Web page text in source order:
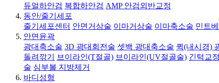
듀얼하안검 복합하안검 AMP 안검외반교정
동안/줄기세포
줄기세포센터 안면거상술 이마거상술 이마축소술 민트
안면윤곽
광대축소술 3D 광대회전술 셋백 광대축소술 퀵(내시경)
돌려깎기
브이라인(T절골) 브이라인(UV절골술) 긴턱교
술 심부볼 지방제거
바디성형